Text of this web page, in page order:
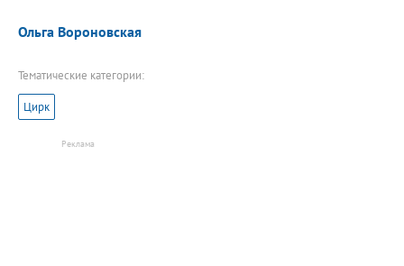
Ольга Вороновская
Тематические категории:
Цирк